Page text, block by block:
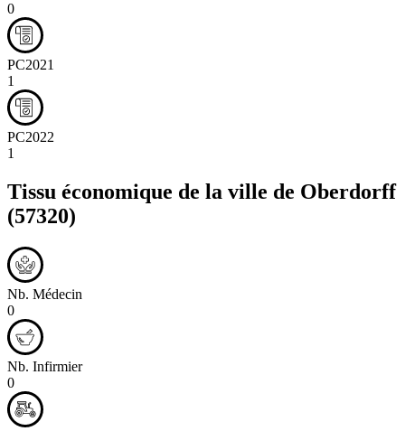
0
PC2021
1
PC2022
1
Tissu économique de la ville de Oberdorff
(57320)
Nb. Médecin
0
Nb. Infirmier
0